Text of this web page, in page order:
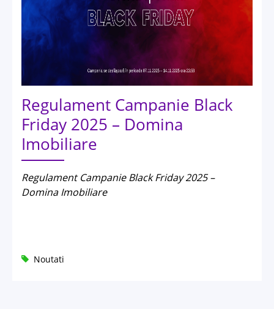
Regulament Campanie Black
Friday 2025 – Domina
Imobiliare
Regulament Campanie Black Friday 2025 –
Domina Imobiliare
Noutati